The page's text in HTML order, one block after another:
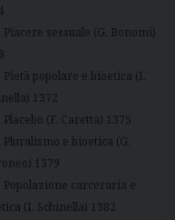
Piacere sessuale (G. Bonomi)
Pietà popolare e bioetica (I.
1372
Placebo (F. Caretta) 1375
Pluralismo e bioetica (G.
1379
Popolazione carceraria e
(I. Schinella) 1382